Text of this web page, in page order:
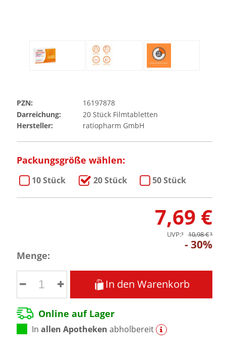
PZN:
16197878
Darreichung:
20Stück Filmtabletten
Hersteller:
ratiopharm GmbH
Packungsgröße wählen:
10 Stück 20 Stück 50 Stück
7,69 €
UVP:³ 10,98 €³
30%
Menge:
In den Warenkorb
Online auf Lager
Inallen Apotheken abholbereit